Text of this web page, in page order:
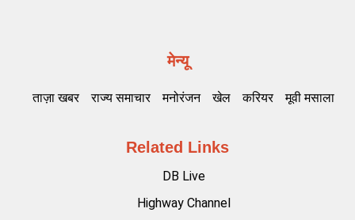
मेन्यू
ताज़ा खबर राज्य समाचार मनोरंजन खेल करियर मूवी मसाला
Related Links
DB Live
Highway Channel